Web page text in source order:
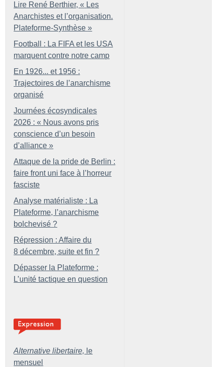
Lire René Berthier, « Les
Anarchistes et l’organisation.
Plateforme-Synthèse »
Football : La FIFA et les USA
marquent contre notre camp
En 1926... et 1956 :
Trajectoires de l’anarchisme
organisé
Journées écosyndicales
2026 : « Nous avons pris
conscience d’un besoin
d’alliance »
Attaque de la pride de Berlin :
faire front uni face à l’horreur
fasciste
Analyse matérialiste : La
Plateforme, l’anarchisme
bolchevisé ?
Répression : Affaire du
8 décembre, suite et fin ?
Dépasser la Plateforme :
L’unité tactique en question
Alternative libertaire, le
mensuel